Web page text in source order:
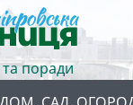
поради